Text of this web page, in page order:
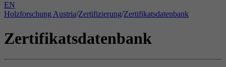
EN
Holzforschung Austria/Zertifizierung/Zertifikatsdatenbank
Zertifikatsdatenbank